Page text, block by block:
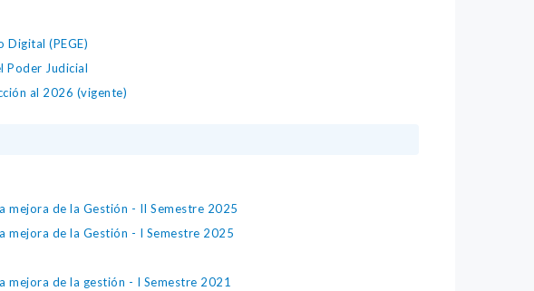
Digital (PEGE)
Poder Judicial
al 2026 (vigente)
mejora de la Gestión - II Semestre 2025
mejora de la Gestión - I Semestre 2025
mejora de la gestión - I Semestre 2021